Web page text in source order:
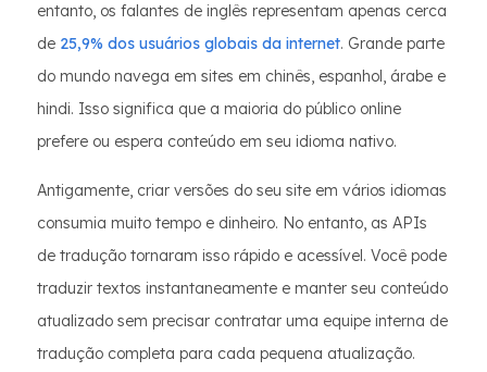
entanto, os falantes de inglês representam apenas cerca
de 25,9% dos usuários globais da internet. Grande parte
do mundo navega em sites em chinês, espanhol, árabe e
hindi. Isso significa que a maioria do público online
prefere ou espera conteúdo em seu idioma nativo.
Antigamente, criar versões do seu site em vários idiomas
consumia muito tempo e dinheiro. No entanto, as APIs
de tradução tornaram isso rápido e acessível. Você pode
traduzir textos instantaneamente e manter seu conteúdo
atualizado sem precisar contratar uma equipe interna de
tradução completa para cada pequena atualização.